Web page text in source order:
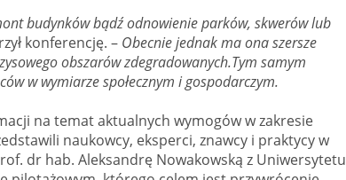
budynków bądź odnowienie parków, skwerów lub
konferencję. – Obecnie jednak ma ona szersze
obszarów zdegradowanych.Tym samym
w wymiarze społecznym i gospodarczym.
na temat aktualnych wymogów w zakresie
naukowcy, eksperci, znawcy i praktycy w
dr hab. Aleksandrę Nowakowską z Uniwersytetu